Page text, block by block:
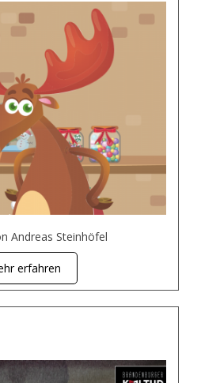
Andreas Steinhöfel
erfahren